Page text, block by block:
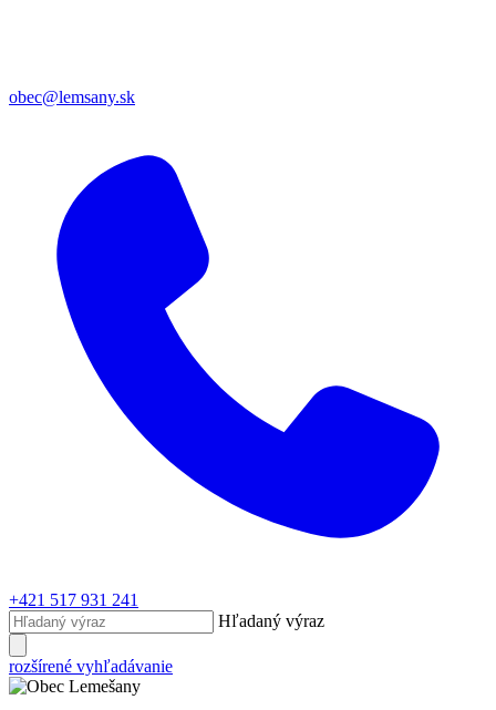
obec@lemsany.sk
+421 517 931 241
Hľadaný výraz
rozšírené vyhľadávanie